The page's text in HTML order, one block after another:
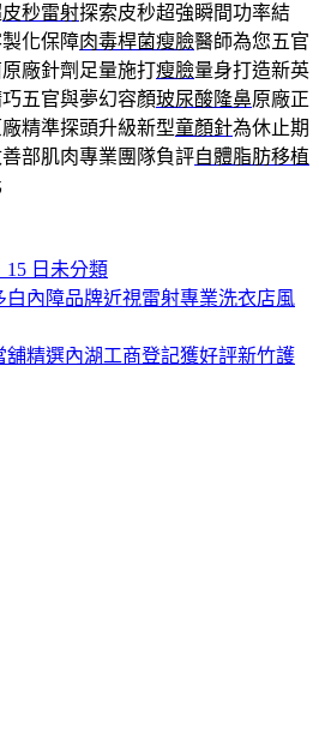
皮秒雷射探索皮秒超強瞬間功率結
化保障肉毒桿菌瘦臉醫師為您五官
廠針劑足量施打瘦臉量身打造新英
五官與夢幻容顏玻尿酸隆鼻原廠正
精準探頭升級新型童顏針為休止期
部肌肉專業團隊負評自體脂肪移植
15 日 類
未分類
白內障品牌近視雷射專業洗衣店風
舖精選內湖工商登記獲好評新竹護